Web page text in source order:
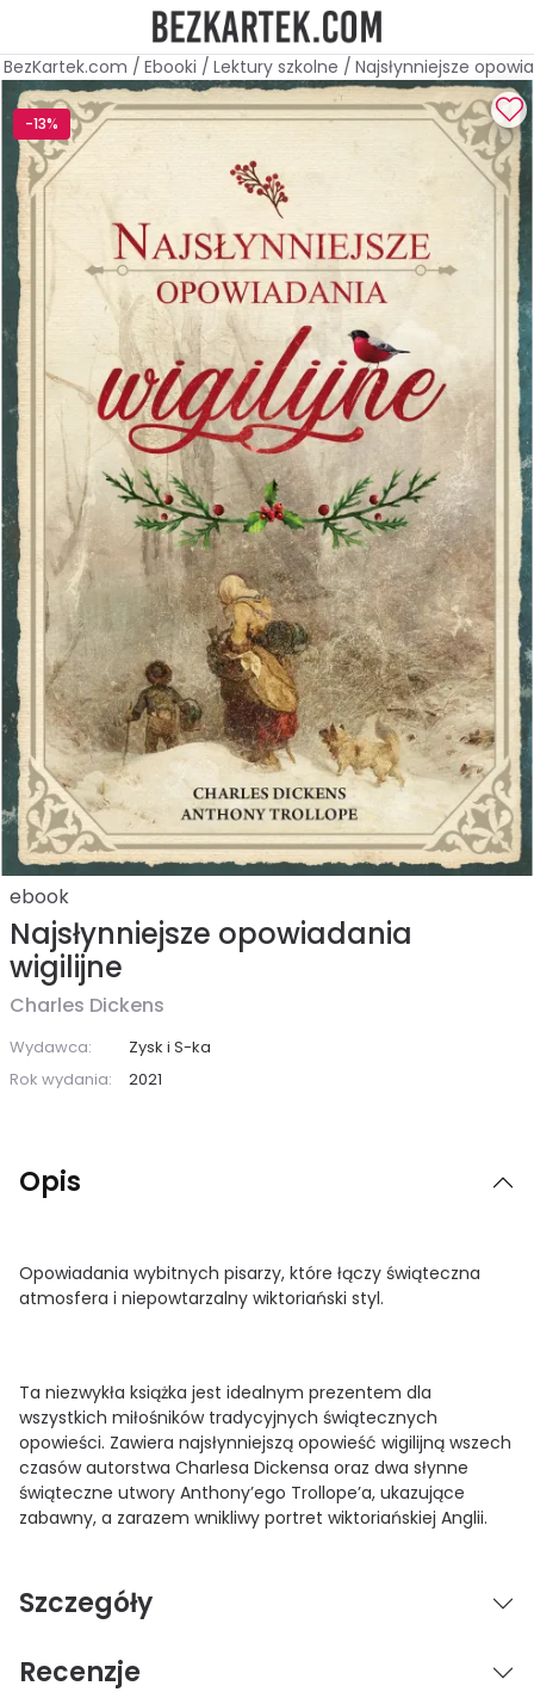
BezKartek.com / Ebooki / Lektury szkolne / Najsłynniejsze
-13%
ebook
Najsłynniejsze opowiadania
wigilijne
Charles Dickens
Wydawca:
Zysk i S-ka
Rok wydania:
2021
Opis
Opowiadania wybitnych pisarzy, które łączy świąteczna
atmosfera i niepowtarzalny wiktoriański styl.
Ta niezwykła książka jest idealnym prezentem dla
wszystkich miłośników tradycyjnych świątecznych
opowieści. Zawiera najsłynniejszą opowieść wigilijną wszech
czasów autorstwa Charlesa Dickensa oraz dwa słynne
świąteczne utwory Anthony’ego Trollope’a, ukazujące
zabawny, a zarazem wnikliwy portret wiktoriańskiej Anglii.
Szczegóły
Recenzje